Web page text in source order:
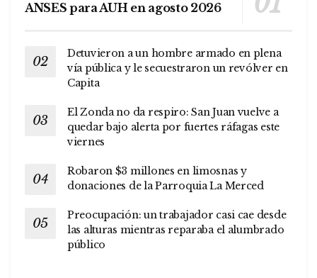
ANSES para AUH en agosto 2026
Detuvieron a un hombre armado en plena
vía pública y le secuestraron un revólver en
Capita
El Zonda no da respiro: San Juan vuelve a
quedar bajo alerta por fuertes ráfagas este
viernes
Robaron $3 millones en limosnas y
donaciones de la Parroquia La Merced
Preocupación: un trabajador casi cae desde
las alturas mientras reparaba el alumbrado
público